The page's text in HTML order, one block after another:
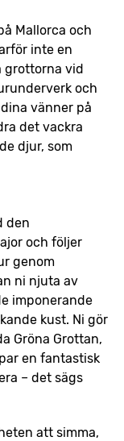
Mallorca och
inte en
grottorna vid
och
vänner på
det vackra
djur, som
den
och följer
genom
ni njuta av
imponerande
kust. Ni gör
Gröna Grottan,
en fantastisk
– det sägs
att simma,